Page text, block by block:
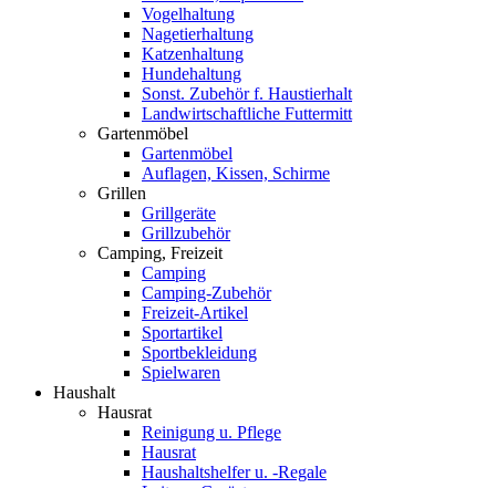
Vogelhaltung
Nagetierhaltung
Katzenhaltung
Hundehaltung
Sonst. Zubehör f. Haustierhalt
Landwirtschaftliche Futtermitt
Gartenmöbel
Gartenmöbel
Auflagen, Kissen, Schirme
Grillen
Grillgeräte
Grillzubehör
Camping, Freizeit
Camping
Camping-Zubehör
Freizeit-Artikel
Sportartikel
Sportbekleidung
Spielwaren
Haushalt
Hausrat
Reinigung u. Pflege
Hausrat
Haushaltshelfer u. -Regale